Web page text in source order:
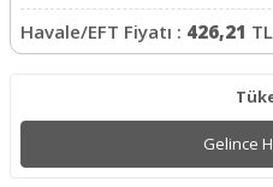
Havale/EFT Fiyatı : 426,21 TL
Gelince